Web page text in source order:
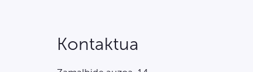
Kontaktua